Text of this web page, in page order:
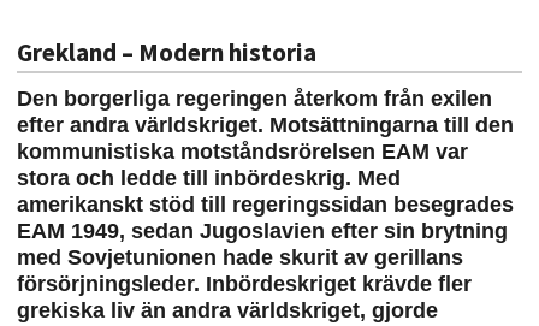
Grekland – Modern historia
Den borgerliga regeringen återkom från exilen
efter andra världskriget. Motsättningarna till den
kommunistiska motståndsrörelsen EAM var
stora och ledde till inbördeskrig. Med
amerikanskt stöd till regeringssidan besegrades
EAM 1949, sedan Jugoslavien efter sin brytning
med Sovjetunionen hade skurit av gerillans
försörjningsleder. Inbördeskriget krävde fler
grekiska liv än andra världskriget, gjorde